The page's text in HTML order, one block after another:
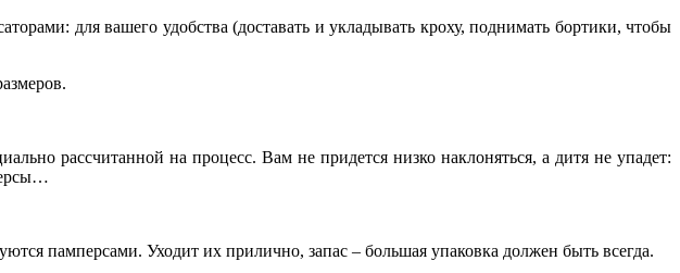
для вашего удобства (доставать и укладывать кроху, поднимать бортики, чтобы
рассчитанной на процесс. Вам не придется низко наклоняться, а дитя не упадет:
памперсами. Уходит их прилично, запас – большая упаковка должен быть всегда.